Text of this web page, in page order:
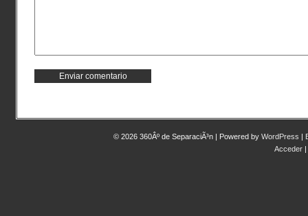
© 2026 360Âº de SeparaciÃ³n | Powered by WordPress |
Acceder